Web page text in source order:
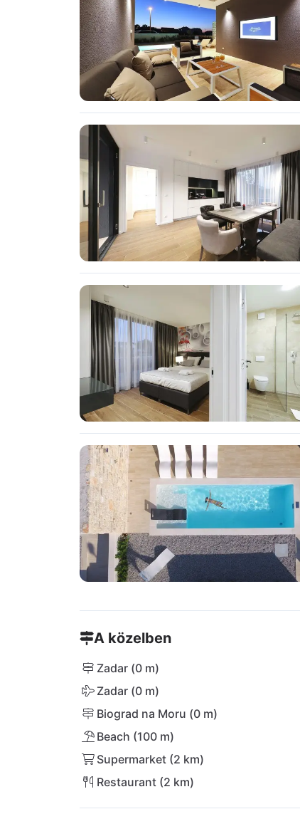
A közelben
Zadar (0 m)
Zadar (0 m)
Biograd na Moru (0 m)
Beach (100 m)
Supermarket (2 km)
Restaurant (2 km)